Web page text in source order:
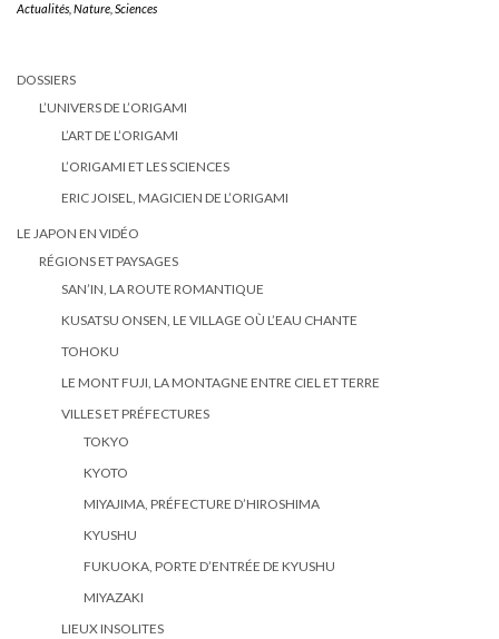
Actualités Nature Sciences
DOSSIERS
L’UNIVERS DE L’ORIGAMI
L’ART DE L’ORIGAMI
L’ORIGAMI ET LES SCIENCES
ERIC JOISEL, MAGICIEN DE L’ORIGAMI
LE JAPON EN VIDÉO
RÉGIONS ET PAYSAGES
SAN’IN, LA ROUTE ROMANTIQUE
KUSATSU ONSEN, LE VILLAGE OÙ L’EAU CHANTE
TOHOKU
LE MONT FUJI, LA MONTAGNE ENTRE CIEL ET TERRE
VILLES ET PRÉFECTURES
TOKYO
KYOTO
MIYAJIMA, PRÉFECTURE D’HIROSHIMA
KYUSHU
FUKUOKA, PORTE D’ENTRÉE DE KYUSHU
MIYAZAKI
LIEUX INSOLITES